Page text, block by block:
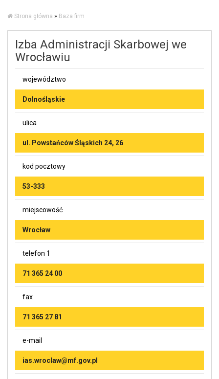
Strona główna » Baza firm
Izba Administracji Skarbowej we
Wrocławiu
województwo
Dolnośląskie
ulica
ul. Powstańców Śląskich 24, 26
kod pocztowy
53-333
miejscowość
Wrocław
telefon 1
71 365 24 00
fax
71 365 27 81
e-mail
ias.wroclaw@mf.gov.pl